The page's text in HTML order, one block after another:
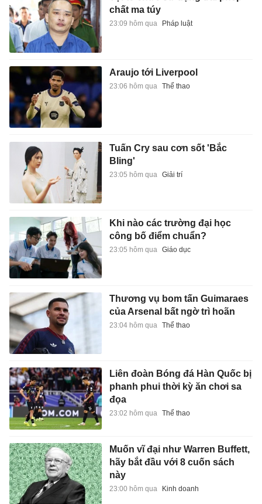
chất ma túy
23:09 hôm qua Pháp luật
Araujo tới Liverpool
23:06 hôm qua Thể thao
Tuấn Cry sau cơn sốt 'Bắc
Bling'
23:05 hôm qua Giải trí
Khi nào các trường đại học
công bố điểm chuẩn?
23:05 hôm qua Giáo dục
Thương vụ bom tấn Guimaraes
của Arsenal bất ngờ trì hoãn
23:04 hôm qua Thể thao
Liên đoàn Bóng đá Hàn Quốc bị
phanh phui thời kỳ ăn chơi sa
đọa
23:02 hôm qua Thể thao
Muốn vĩ đại như Warren Buffett,
hãy bắt đầu với 8 cuốn sách
này
23:00 hôm qua Kinh doanh